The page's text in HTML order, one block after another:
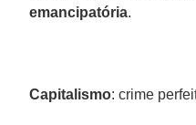
emancipatória.
Capitalismo: crime